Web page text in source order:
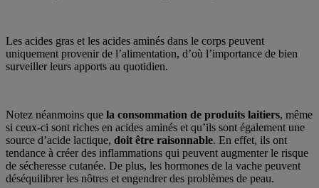
Les acides gras et les acides aminés dans le corps peuvent
uniquement provenir de l’alimentation, d’où l’importance de bien
surveiller leurs apports au quotidien.
Notez néanmoins que la consommation de produits laitiers, même
si ceux-ci sont riches en acides aminés et qu’ils sont également une
source d’acide lactique, doit être raisonnable. En effet, ils ont
tendance à créer des inflammations qui peuvent augmenter le risque
de sécheresse cutanée. De plus, les hormones de la vache peuvent
déséquilibrer les nôtres et engendrer des problèmes de peau.